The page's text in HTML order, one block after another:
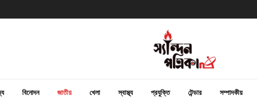
বিনোদন জাতীয় খেলা স্বাস্থ্য প্রযুক্তি টেন্ডার সম্পাদকীয়